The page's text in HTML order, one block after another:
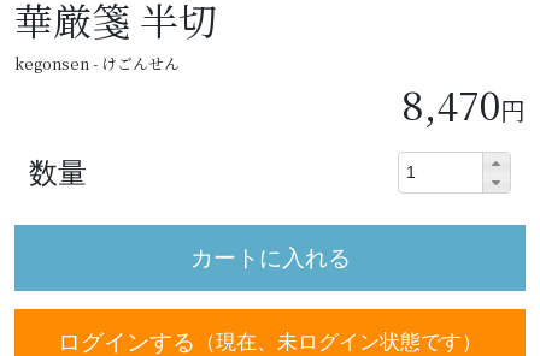
華厳箋 半切
kegonsen - けごんせん
8,470円
数量
ログインする （現在、未ログイン状態です）